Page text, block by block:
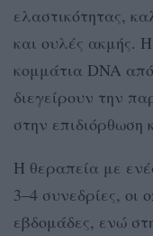
ελαστικότητας,
και ουλές ακμής.
κομμάτια DNA
διεγείρουν την
στην
Η θεραπεία με
3–4 συνεδρίες, οι
εβδομάδες, ενώ